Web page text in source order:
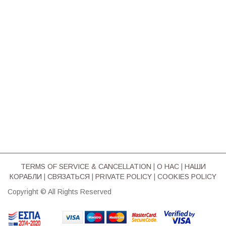
TERMS OF SERVICE & CΑΝCELLATION О НАС| НАШИ
КОРАБЛИ
СВЯЗАТЬСЯ PRIVATE POLICY
COOKIES POLICY
Copyright © All Rights Reserved